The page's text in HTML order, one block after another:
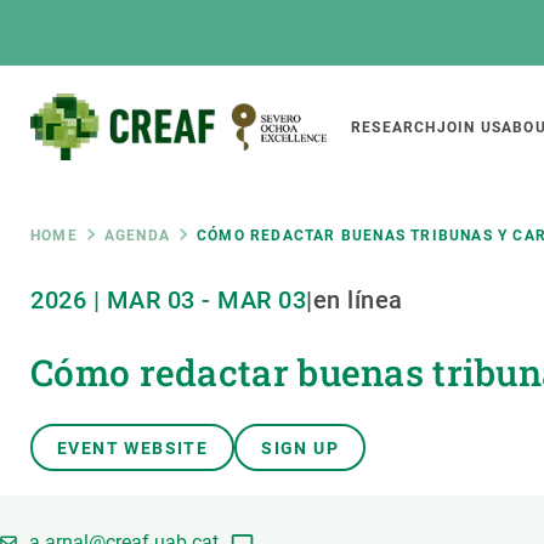
Main
RESEARCH JOIN US
Breadcrumb
HOME AGENDA CÓMO REDACTAR BUENAS TRIBUNAS Y
2026 | MAR 03 - MAR 03|en línea
Cómo redactar buenas
EVENT WEBSITE SIGN UP
Featured
responsive
INTRANET
Responsive
menu
ABOUT US
Institutional organisation
Transparency
RESEARCH